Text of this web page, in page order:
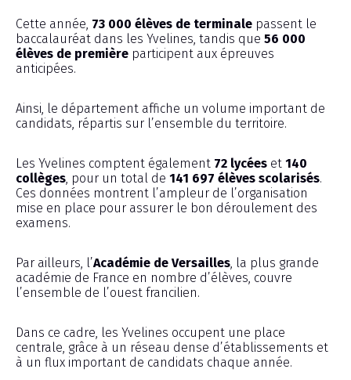
Cette année, 73 000 élèves de terminale passent le
baccalauréat dans les Yvelines, tandis que 56 000
élèves de première participent aux épreuves
anticipées.
Ainsi, le département affiche un volume important de
candidats, répartis sur l’ensemble du territoire.
Les Yvelines comptent également 72 lycées et 140
collèges , pour un total de 141 697 élèves scolarisés.
Ces données montrent l’ampleur de l’organisation
mise en place pour assurer le bon déroulement des
examens.
Par ailleurs, l’Académie de Versailles , la plus grande
académie de France en nombre d’élèves, couvre
l’ensemble de l’ouest francilien.
Dans ce cadre, les Yvelines occupent une place
centrale, grâce à un réseau dense d’établissements et
à un flux important de candidats chaque année.